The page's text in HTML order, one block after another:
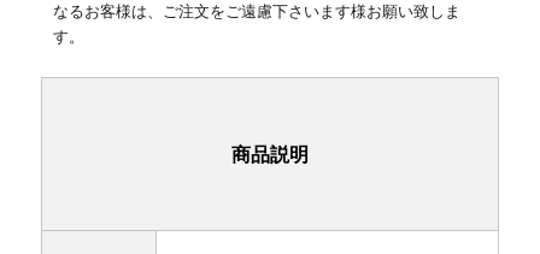
なるお客様は、ご注文をご遠慮下さいます様お願い致しま
す。
商品説明